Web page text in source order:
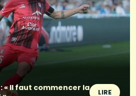
« Il faut commencer la
LIRE